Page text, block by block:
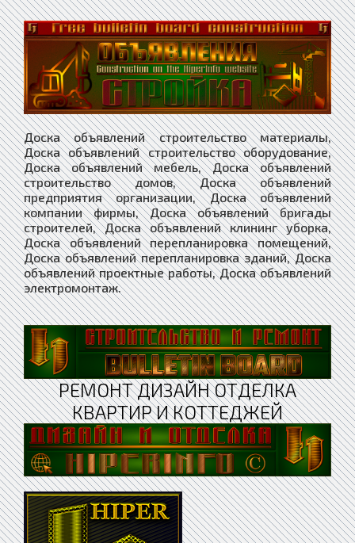
Доска объявлений строительство материалы,
Доска объявлений строительство оборудование,
Доска объявлений мебель, Доска объявлений
строительство домов, Доска объявлений
предприятия организации, Доска объявлений
компании фирмы, Доска объявлений бригады
строителей, Доска объявлений клининг уборка,
Доска объявлений перепланировка помещений,
Доска объявлений перепланировка зданий, Доска
объявлений проектные работы, Доска объявлений
электромонтаж.
РЕМОНТ ДИЗАЙН ОТДЕЛКА
КВАРТИР И КОТТЕДЖЕЙ